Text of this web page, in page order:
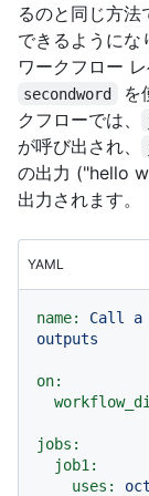
るのと同じ方法
できるようにな
ワークフロー
secondword
を
クフローでは、
が呼び出され、
の出力 ("hello
出力されます。
YAML
name: Call a
outputs
on:
jobs:
job1:
uses: